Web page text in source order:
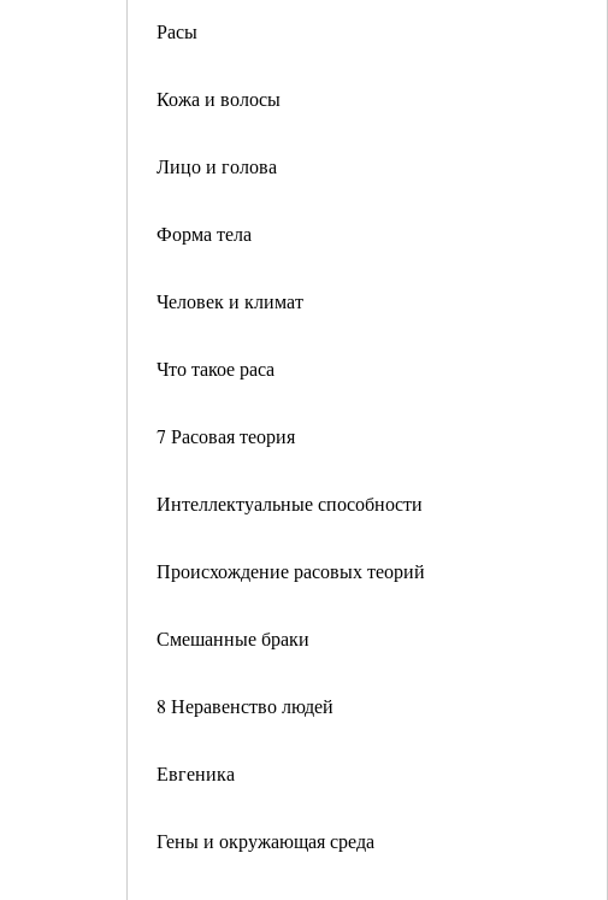
Расы
Кожа и волосы
Лицо и голова
Форма тела
Человек и климат
Что такое раса
7 Расовая теория
Интеллектуальные способности
Происхождение расовых теорий
Смешанные браки
8 Неравенство людей
Евгеника
Гены и окружающая среда